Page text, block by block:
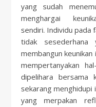
yang sudah
menghargai
sendiri. Individu pada
tidak
membangun
mempertanyakan
dipelihara bersama
sekarang menghidupi
yang merpakan